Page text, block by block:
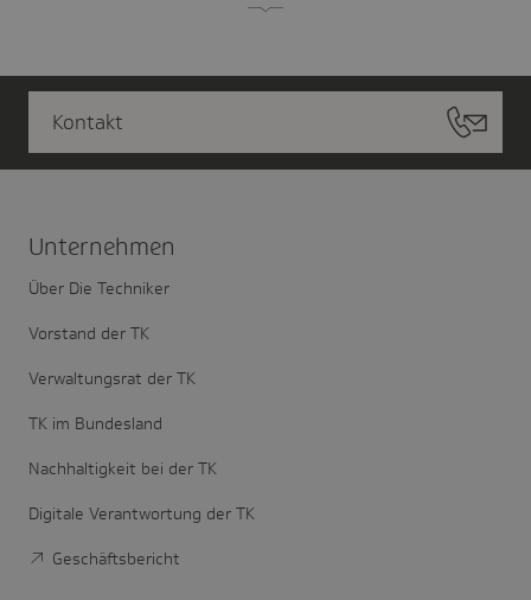
Kontakt
Unter­nehmen
Über Die Techniker
Vorstand der TK
Verwaltungsrat der TK
TK im Bundesland
Nachhaltigkeit bei der TK
Digitale Verantwortung der TK
Geschäftsbericht